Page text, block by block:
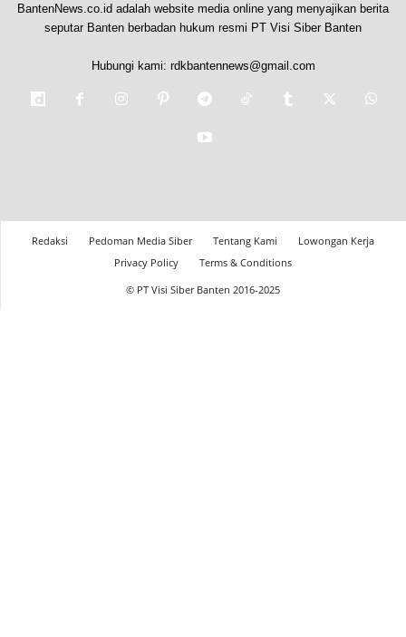
BantenNews.co.id adalah website media online yang menyajikan berita
seputar Banten berbadan hukum resmi PT Visi Siber Banten
Hubungi kami: rdkbantennews@gmail.com
Redaksi Pedoman Media Siber Tentang Kami
Lowongan Kerja
Privacy Policy
Terms & Conditions
© PT Visi Siber Banten 2016-2025